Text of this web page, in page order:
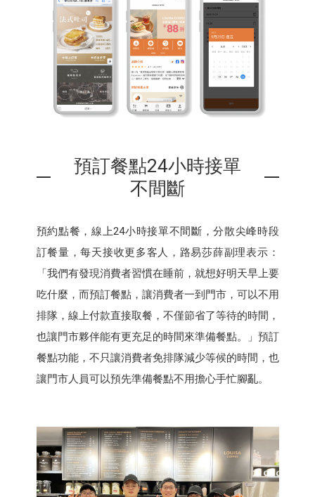
預訂餐點24小時接單
不間斷
預約點餐，線上24小時接單不間斷，分散尖峰時段
訂餐量，每天接收更多客人，路易莎薛副理表示：
「我們有發現消費者習慣在睡前，就想好明天早上要
吃什麼，而預訂餐點，讓消費者一到門市，可以不用
排隊，線上付款直接取餐，不僅節省了等待的時間，
也讓門市夥伴能有更充足的時間來準備餐點。」預訂
餐點功能，不只讓消費者免排隊減少等候的時間，也
讓門市人員可以預先準備餐點不用擔心手忙腳亂。